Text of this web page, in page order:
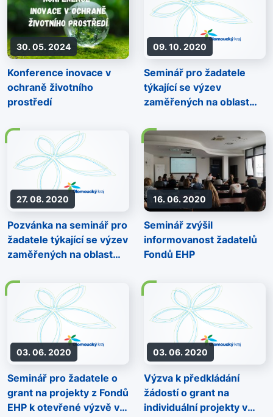
30. 05. 2024
Konference inovace v
ochraně životního
prostředí
09. 10. 2020
Seminář pro žadatele
týkající se výzev
zaměřených na oblast
posilování jejich
postavení
27. 08. 2020
Pozvánka na seminář pro
žadatele týkající se výzev
zaměřených na oblast
posilování jejich
postavení
16. 06. 2020
Seminář zvýšil
informovanost žadatelů
Fondů EHP
03. 06. 2020
Seminář pro žadatele o
grant na projekty z Fondů
EHP k otevřené výzvě v
03. 06. 2020
Výzva k předkládání
žádostí o grant na
individuální projekty v